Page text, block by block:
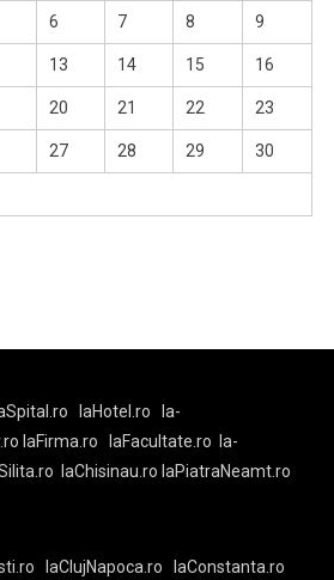
6 7 8 9
13 14 15 16
20 21 22 23
27 28 29 30
laHotel.ro
la-
laFirma.ro laFacultate.ro
la-
laChisinau.ro laPiatraNeamt.ro
laClujNapoca.ro laConstanta.ro